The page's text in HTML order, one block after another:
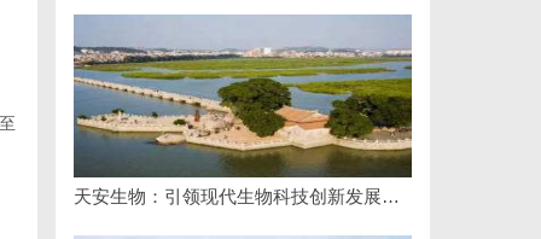
天安生物：引领现代生物科技创新发展的先锋企业